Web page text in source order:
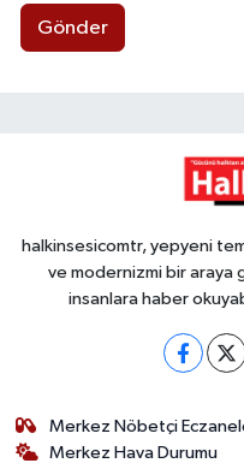
Gönder
halkinsesicomtr, yepyeni
ve modernizmi bir araya
insanlara haber
Merkez Nöbetçi
Merkez Hava Durumu